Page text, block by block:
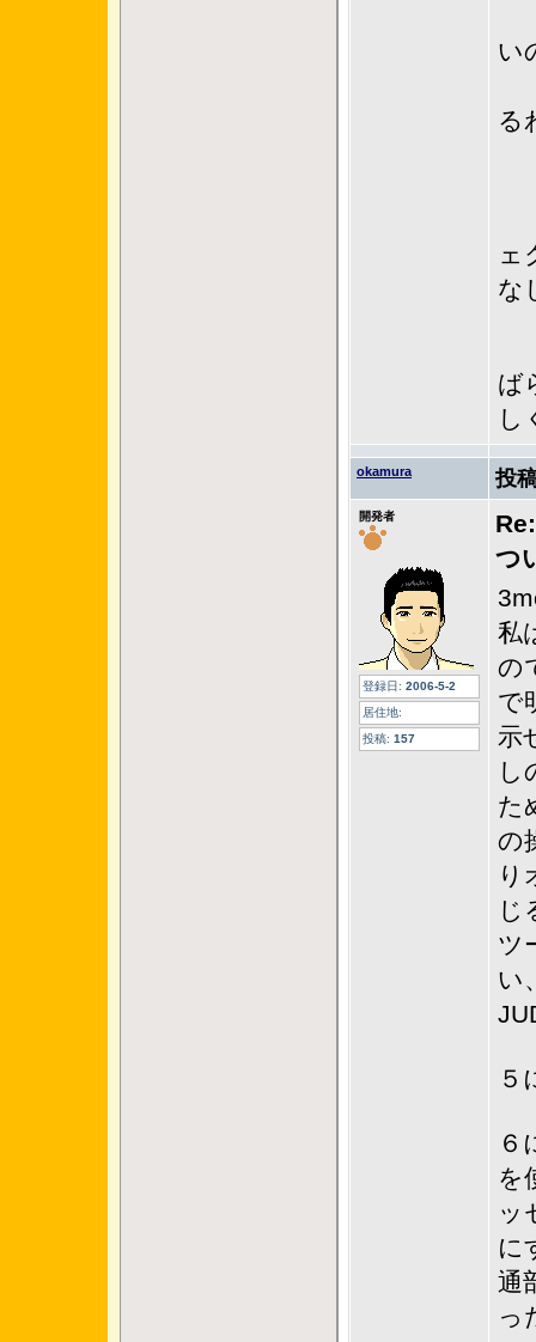
い
る
ェ
な
ば
し
okamura 投
開発者
登録日: 2006-5-2
居住地:
投稿: 157
つ
私
の
で
示
し
た
の
り
じ
ツ
い
５
６
を
ッ
に
通
っ